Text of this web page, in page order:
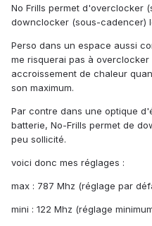
No Frills permet d'overclocker
downclocker (sous-cadencer)
Perso dans un espace aussi
me risquerai pas à
accroissement de chaleur
son maximum.
Par contre dans une optique
batterie, No-Frills permet de
peu sollicité.
voici donc mes réglages :
max : 787 Mhz (réglage par
mini : 122 Mhz (réglage